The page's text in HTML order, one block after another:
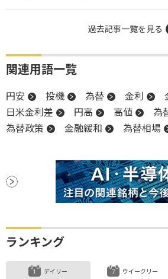
過去記事一覧を見る
関連用語一覧
円安 投機 為替 金利
日米金利差
円高 高値
為
為替政策
金融緩和 為替相場
ランキング
デイリー ウイークリー